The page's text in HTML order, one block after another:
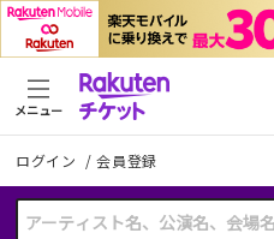
ログイン /会員登録
メニュー